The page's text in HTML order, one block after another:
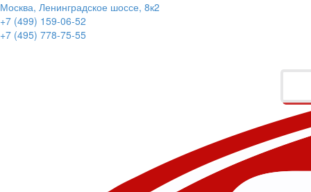
Москва, Ленинградское шоссе, 8к2
+7 (499) 159-06-52
+7 (495) 778-75-55